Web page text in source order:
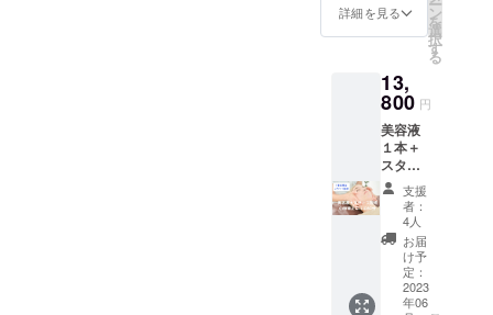
10,780
円（税
を購入
するこ
とが出
来ま
す。
●また、
希望す
れば、
「VOIC
E化粧品
開発
チー
ム」の
E化粧品
開発
一員と
して参
加する
ことが
出来ま
す。
メント
分、カ
ウンセ
等20
分）
仰向け
の状態
で、小
顔矯正
コルギ
（お顔
のみの
施術）
山本の
と、う
なずけ
るは
ず！！
10年以
上改良
を積み
重ねて
きた技
術は、
誰にで
も簡単
に真似
出来る
たい方
向けの
コース
表情筋
を深く
までほ
ぐすた
め、お
顔だけ
の施術
とは思
えない
ほどの
満足
感！！
忙しい
方にも
詳細を見る ン
を
選
択
す
る
13,
800 円
美容液
１本＋
スタッ
フ施術
の小顔
矯正コ
ルギ６
０分
（お顔&
お体の
ほぐ
支援
者：
4人
お届
け予
定：
2023
年06